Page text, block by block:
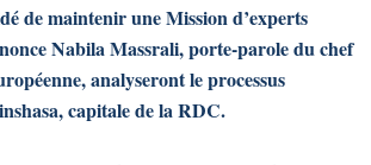
de maintenir une Mission d’experts
Nabila Massrali, porte-parole du chef
analyseront le processus
capitale de la RDC.